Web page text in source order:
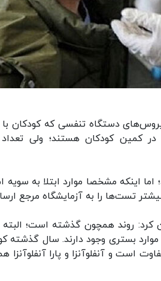
دستگاه تنفسی که کودکان با
در کمین کودکان هستند؛ ولی
اما اینکه مشخصا موارد ابتلا به
تست‌ها را به آزمایشگاه مرجع
کرد: روند همچون گذشته است؛
موارد بستری وجود دارند. سال گذشته
است و آنفلوآنزا و پارا آنفلوآنزا